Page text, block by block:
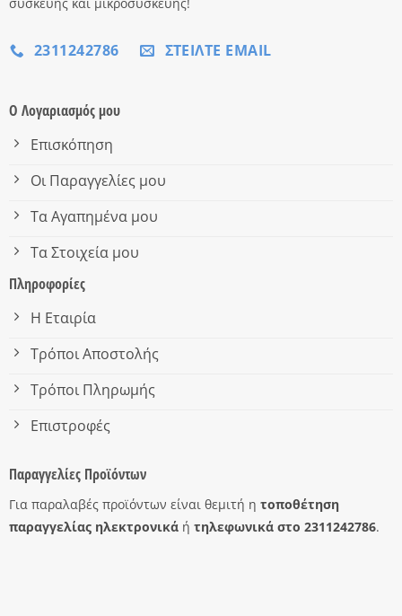
2311242786 ΣΤΕΊΛΤΕ EMAIL
Ο Λογαριασμός μου
Επισκόπηση
Οι Παραγγελίες μου
Τα Αγαπημένα μου
Τα Στοιχεία μου
Πληροφορίες
Η Εταιρία
Τρόποι Αποστολής
Τρόποι Πληρωμής
Επιστροφές
Παραγγελίες Προϊόντων
Για παραλαβές προϊόντων είναι θεμιτή η τοποθέτηση
παραγγελίας ηλεκτρονικάή τηλεφωνικά στο 2311242786.